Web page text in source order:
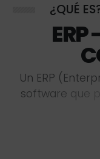
¿QUÉ
ERP
Un ERP ( Enterp
software que